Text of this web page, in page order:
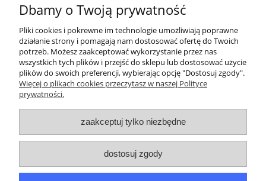
250,00 zł
Moje konto
O nas
Dane kontaktowe
Dbamy o Twoją prywatność
Pliki cookies i pokrewne im technologie umożliwiają poprawne
działanie strony i pomagają nam dostosować ofertę do Twoich
potrzeb. Możesz zaakceptować wykorzystanie przez nas
wszystkich tych plików i przejść do sklepu lub dostosować użycie
plików do swoich preferencji, wybierając opcję "Dostosuj zgody".
Więcej o plikach cookies przeczytasz w naszej Polityce
prywatności.
zaakceptuj tylko niezbędne
dostosuj zgody